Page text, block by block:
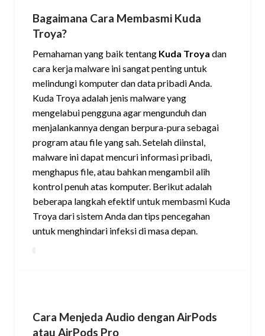
Bagaimana Cara Membasmi Kuda
Troya?
Pemahaman yang baik tentang Kuda Troya dan
cara kerja malware ini sangat penting untuk
melindungi komputer dan data pribadi Anda.
Kuda Troya adalah jenis malware yang
mengelabui pengguna agar mengunduh dan
menjalankannya dengan berpura-pura sebagai
program atau file yang sah. Setelah diinstal,
malware ini dapat mencuri informasi pribadi,
menghapus file, atau bahkan mengambil alih
kontrol penuh atas komputer. Berikut adalah
beberapa langkah efektif untuk membasmi Kuda
Troya dari sistem Anda dan tips pencegahan
untuk menghindari infeksi di masa depan.
Cara Menjeda Audio dengan AirPods
atau AirPods Pro